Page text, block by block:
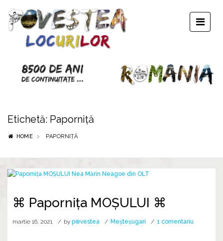
Etichetă: Paporniță
HOME PAPORNIȚĂ
⌘ Paporniţa MOȘULUI ⌘
martie 16, 2021 by p⊕vestea Meșteșugari 1 comentariu